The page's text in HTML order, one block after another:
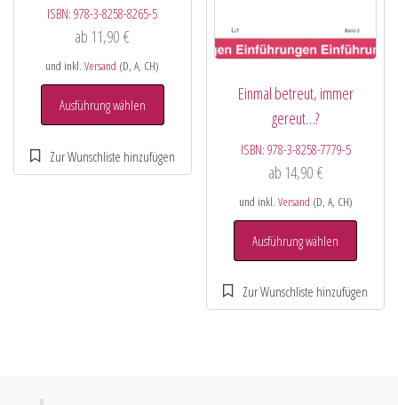
ISBN:978-3-8258-8265-5
ab 11,90€
und inkl.Versand (D, A, CH)
Ausführung wählen
Einmal betreut, immer
gereut…?
ISBN: 978-3-8258-7779-5
ab 14,90 €
und inkl. Versand (D, A, CH)
Ausführung wählen